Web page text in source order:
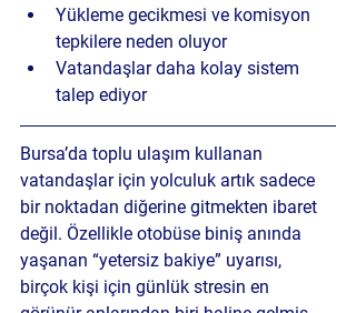
Yükleme gecikmesi ve komisyon
tepkilere neden oluyor
Vatandaşlar daha kolay sistem
talep ediyor
Bursa’da toplu ulaşım kullanan
vatandaşlar için yolculuk artık sadece
bir noktadan diğerine gitmekten ibaret
değil. Özellikle otobüse biniş anında
yaşanan “yetersiz bakiye” uyarısı,
birçok kişi için günlük stresin en